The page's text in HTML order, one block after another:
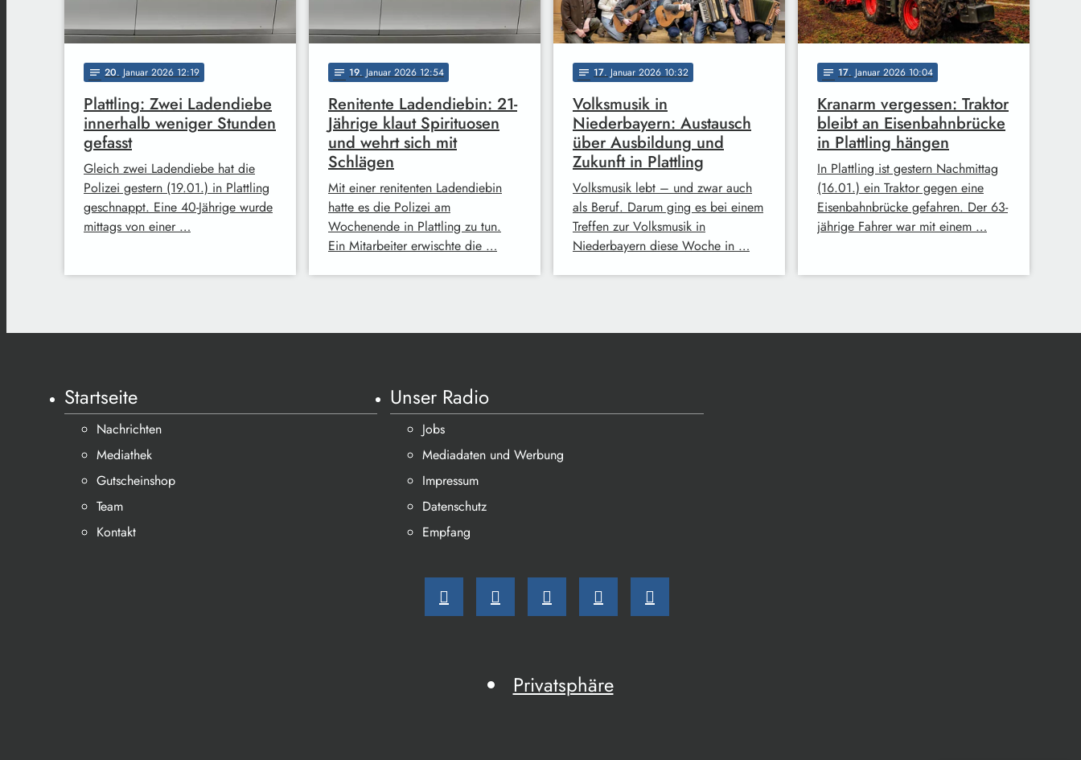
notes 20. Januar 2026 12:19
Plattling: Zwei Ladendiebe
innerhalb weniger Stunden
gefasst
Gleich zwei Ladendiebe hat die
Polizei gestern (19.01.) in Plattling
geschnappt. Eine 40-Jährige wurde
mittags von einer …
notes 19. Januar 2026 12:54
Renitente Ladendiebin: 21-
Jährige klaut Spirituosen
und wehrt sich mit
Schlägen
Mit einer renitenten Ladendiebin
hatte es die Polizei am
Wochenende in Plattling zu tun.
Ein Mitarbeiter erwischte die …
notes 17. Januar 2026 10:32
Volksmusik in
Niederbayern: Austausch
über Ausbildung und
Zukunft in Plattling
Volksmusik lebt – und zwar auch
als Beruf. Darum ging es bei einem
Treffen zur Volksmusik in
Niederbayern diese Woche in …
notes 17. Januar 2026 10:04
Kranarm vergessen: Traktor
bleibt an Eisenbahnbrücke
in Plattling hängen
In Plattling ist gestern Nachmittag
(16.01.) ein Traktor gegen eine
Eisenbahnbrücke gefahren. Der 63-
jährige Fahrer war mit einem …
Startseite
Nachrichten
Mediathek
Gutscheinshop
Team
Kontakt
Unser Radio
Jobs
Mediadaten und Werbung
Impressum
Datenschutz
Empfang
Privatsphäre